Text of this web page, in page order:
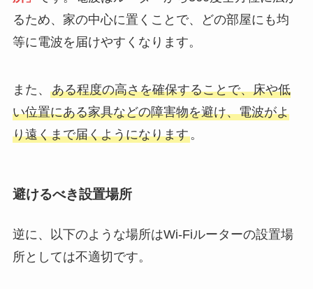
るため、家の中心に置くことで、どの部屋にも均
等に電波を届けやすくなります。
また、 ある程度の高さを確保することで、床や低
い位置にある家具などの障害物を避け、電波がよ
り遠くまで届くようになります。
避けるべき設置場所
逆に、以下のような場所はWi-Fiルーターの設置場
所としては不適切です。